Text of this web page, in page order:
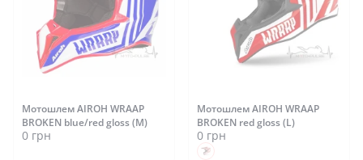
Мотошлем AIROH WRAAP
BROKEN blue/red gloss (M)
0 грн
Мотошлем AIROH WRAAP
BROKEN red gloss (L)
0 грн